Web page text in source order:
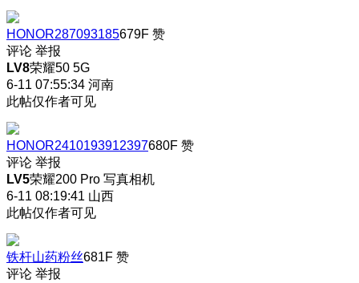
HONOR287093185679F 赞
评论 举报
LV8荣耀50 5G
6-11 07:55:34 河南
此帖仅作者可见
HONOR2410193912397680F 赞
评论 举报
LV5荣耀200 Pro 写真相机
6-11 08:19:41 山西
此帖仅作者可见
铁杆山药粉丝681F 赞
评论 举报